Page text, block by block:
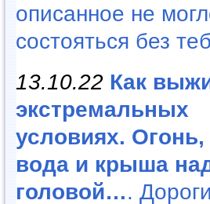
описанное не
состояться без
13.10.22 Как
экстремальных
условиях. Огонь,
вода и крыша
головой….